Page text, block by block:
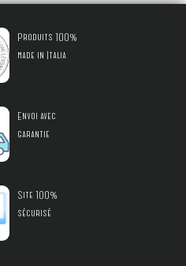
Produits 100%
made in Italia
Envoi avec
garantie
Site 100%
sécurisé